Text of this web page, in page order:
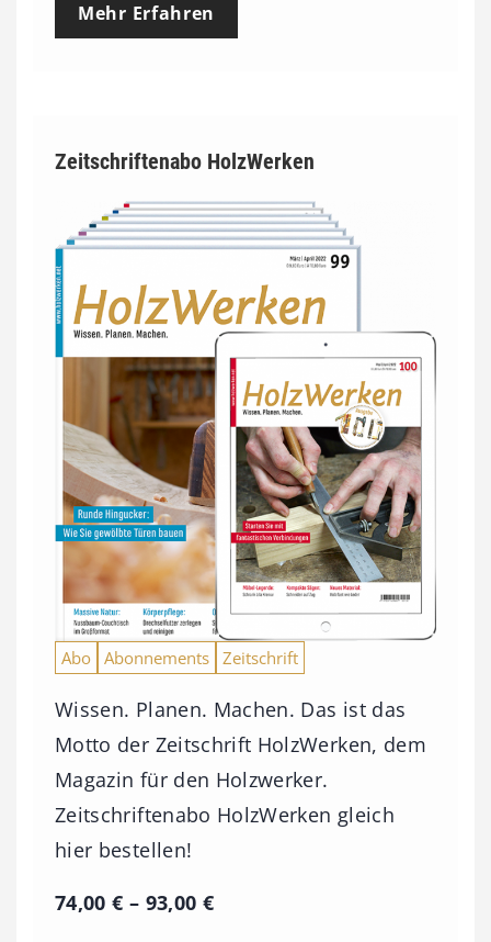
Mehr Erfahren
Zeitschriftenabo HolzWerken
Abo Abonnements Zeitschrift
Wissen. Planen. Machen. Das ist das
Motto der Zeitschrift HolzWerken, dem
Magazin für den Holzwerker.
Zeitschriftenabo HolzWerken gleich
hier bestellen!
74,00€ – 93,00 €P